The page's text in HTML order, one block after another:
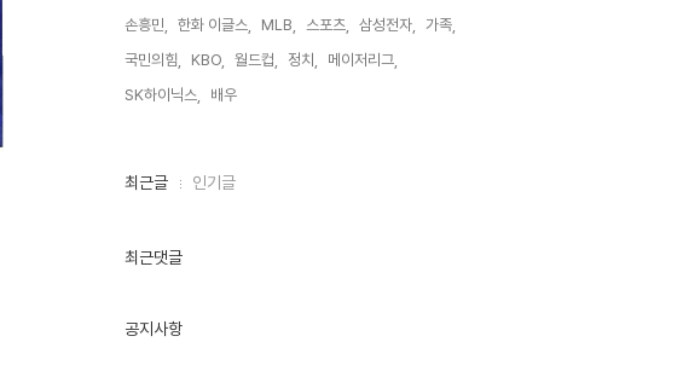
손흥민,
한화 이글스, MLB, 스포츠, 삼성전자,
가족,
국민의힘,
KBO, 월드컵, 정치,
메이저리그,
SK하이닉스,
배우,
최
인
최근글 인기글
최근댓글
공지사항